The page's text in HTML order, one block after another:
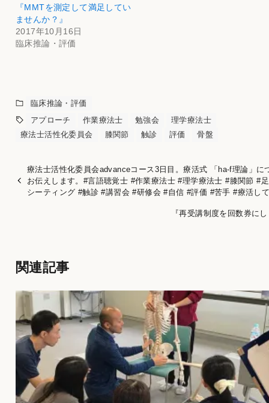
『MMTを測定して満足してい
ませんか？』
2017年10月16日
臨床推論・評価
臨床推論・評価
アプローチ
作業療法士 勉強会
理学療法士
療法士活性化委員会
膝関節 触診 評価 骨盤
療法士活性化委員会advanceコース3日目。療活式 「ha-f理論」に
お伝えします。#言語聴覚士 #作業療法士 #理学療法士 #膝関節 #
シーティング #触診 #講習会 #研修会 #自信 #評価 #苦手 #療活し
『再受講制度を回数券に
関連記事